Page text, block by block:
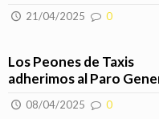
21/04/2025 0
Los Peones de Taxis
adherimos al Paro
08/04/2025 0